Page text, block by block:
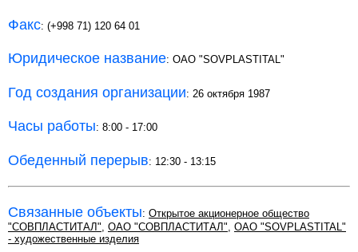
Факс: (+998 71) 120 64 01
Юридическое название: OAO "SOVPLASTITAL"
Год создания организации: 26 октября 1987
Часы работы: 8:00 - 17:00
Обеденный перерыв: 12:30 - 13:15
Связанные объекты: Открытое акционерное общество
"СОВПЛАСТИТАЛ", OAO "СОВПЛАСТИТАЛ", OAO "SOVPLASTITAL"
- художественные изделия